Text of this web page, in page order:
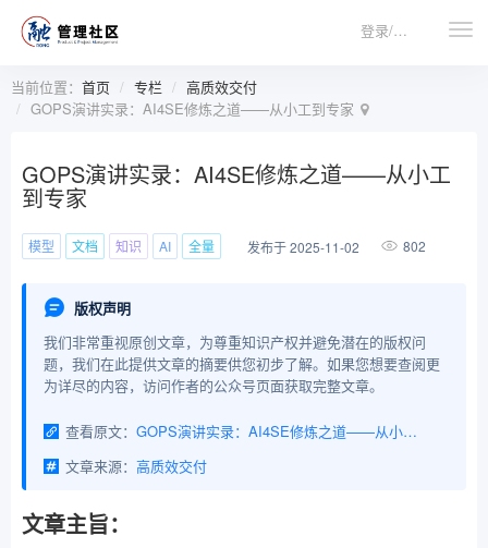
登录/注册
当前位置： 首页 专栏
高质效交付
GOPS演讲实录：AI4SE修炼之道——从小工到专家
GOPS演讲实录：AI4SE修炼之道——从小工
到专家
模型 文档 知识 AI 全量 发布于 2025-11-02 802
版权声明
我们非常重视原创文章，为尊重知识产权并避免潜在的版权问
题，我们在此提供文章的摘要供您初步了解。如果您想要查阅更
为详尽的内容，访问作者的公众号页面获取完整文章。
查看原文：
GOPS演讲实录：AI4SE修炼之道——从小工到专家
文章来源： 高质效交付
文章主旨：